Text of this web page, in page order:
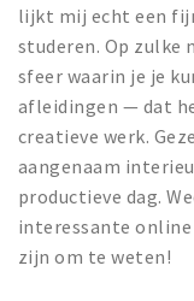
lijkt mij echt een
studeren. Op zulke
sfeer waarin je je
afleidingen — dat
creatieve werk.
aangenaam
productieve dag.
interessante
zijn om te weten!